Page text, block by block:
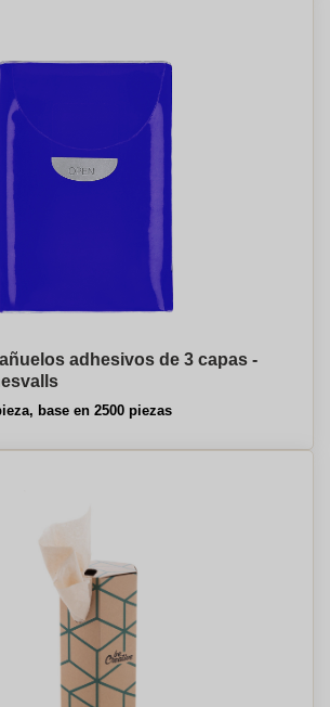
adhesivos de 3 capas -
base en 2500 piezas